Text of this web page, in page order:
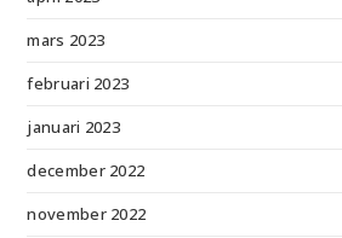
mars 2023
februari 2023
januari 2023
december 2022
november 2022